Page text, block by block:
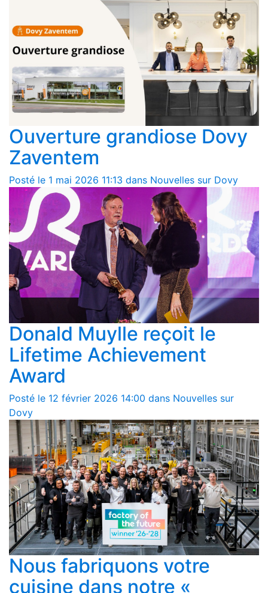
Ouverture grandiose Dovy
Zaventem
Posté le 1 mai 2026 11:13 dans Nouvelles sur Dovy
Donald Muylle reçoit le
Lifetime Achievement
Award
Posté le 12 février 2026 14:00 dans Nouvelles sur
Dovy
Nous fabriquons votre
cuisine dans notre «